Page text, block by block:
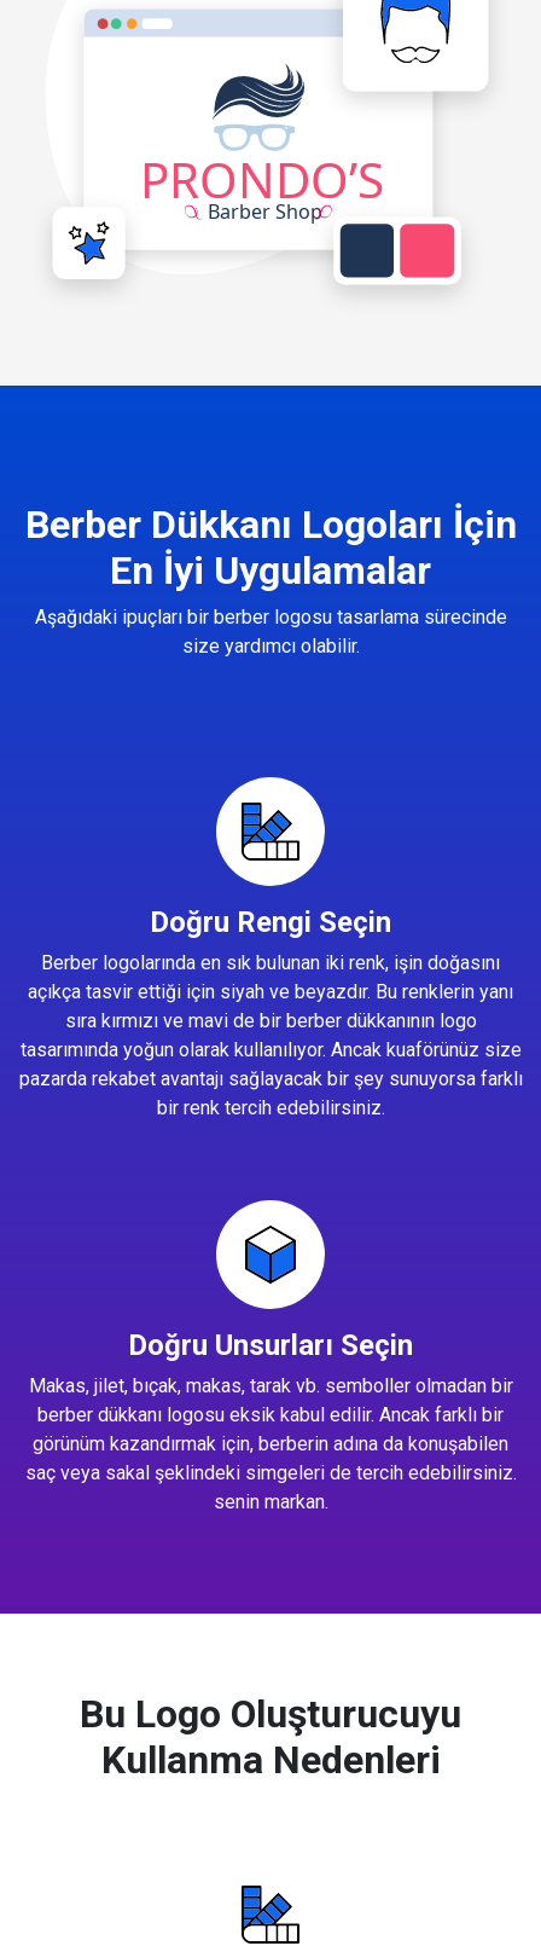
Berber Dükkanı Logoları İçin
En İyi Uygulamalar
Aşağıdaki ipuçları bir berber logosu tasarlama sürecinde
size yardımcı olabilir.
Doğru Rengi Seçin
Berber logolarında en sık bulunan iki renk, işin doğasını
açıkça tasvir ettiği için siyah ve beyazdır. Bu renklerin yanı
sıra kırmızı ve mavi de bir berber dükkanının logo
tasarımında yoğun olarak kullanılıyor. Ancak kuaförünüz size
pazarda rekabet avantajı sağlayacak bir şey sunuyorsa farklı
bir renk tercih edebilirsiniz.
Doğru Unsurları Seçin
Makas, jilet, bıçak, makas, tarak vb. semboller olmadan bir
berber dükkanı logosu eksik kabul edilir. Ancak farklı bir
görünüm kazandırmak için, berberin adına da konuşabilen
saç veya sakal şeklindeki simgeleri de tercih edebilirsiniz.
senin markan.
Bu Logo Oluşturucuyu
Kullanma Nedenleri